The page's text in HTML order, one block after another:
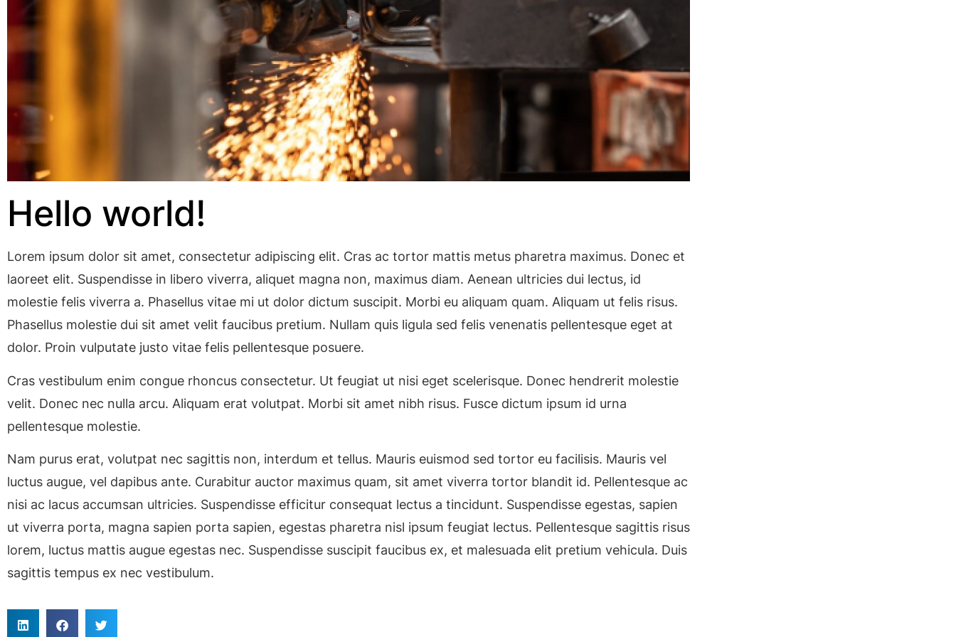
Hello world!
Lorem ipsum dolor sit amet, consectetur adipiscing elit. Cras ac tortor mattis metus pharetra maximus. Donec et
laoreet elit. Suspendisse in libero viverra, aliquet magna non, maximus diam. Aenean ultricies dui lectus, id
molestie felis viverra a. Phasellus vitae mi ut dolor dictum suscipit. Morbi eu aliquam quam. Aliquam ut felis risus.
Phasellus molestie dui sit amet velit faucibus pretium. Nullam quis ligula sed felis venenatis pellentesque eget at
dolor. Proin vulputate justo vitae felis pellentesque posuere.
Cras vestibulum enim congue rhoncus consectetur. Ut feugiat ut nisi eget scelerisque. Donec hendrerit molestie
velit. Donec nec nulla arcu. Aliquam erat volutpat. Morbi sit amet nibh risus. Fusce dictum ipsum id urna
pellentesque molestie.
Nam purus erat, volutpat nec sagittis non, interdum et tellus. Mauris euismod sed tortor eu facilisis. Mauris vel
luctus augue, vel dapibus ante. Curabitur auctor maximus quam, sit amet viverra tortor blandit id. Pellentesque ac
nisi ac lacus accumsan ultricies. Suspendisse efficitur consequat lectus a tincidunt. Suspendisse egestas, sapien
ut viverra porta, magna sapien porta sapien, egestas pharetra nisl ipsum feugiat lectus. Pellentesque sagittis risus
lorem, luctus mattis augue egestas nec. Suspendisse suscipit faucibus ex, et malesuada elit pretium vehicula. Duis
sagittis tempus ex nec vestibulum.